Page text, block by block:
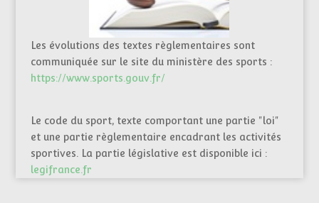
Les évolutions des textes règlementaires sont
communiquée sur le site du ministère des sports :
https://www.sports.gouv.fr/
Le code du sport, texte comportant une partie "loi"
et une partie règlementaire encadrant les activités
sportives. La partie législative est disponible ici :
legifrance.fr